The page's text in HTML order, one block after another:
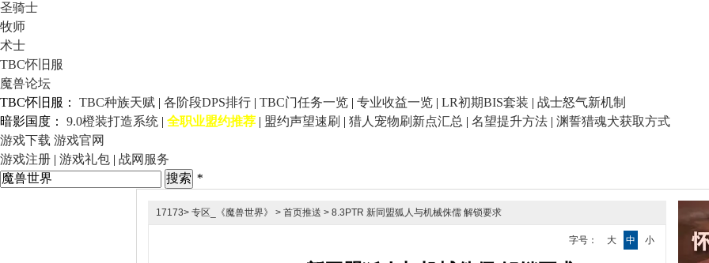
圣骑士
牧师
术士
TBC怀旧服
魔兽论坛
TBC怀旧服：
TBC种族天赋 | 各阶段DPS排行 | TBC门任务一览 | 专业收益一览 | LR初期BIS套装 | 战士怒气新机制
暗影国度：
9.0橙装打造系统 | 全职业盟约推荐 | 盟约声望速刷 | 猎人宠物刷新点汇总 | 名望提升方法 | 渊誓猎魂犬获取方式
游戏下载 游戏官网
游戏注册 | 游戏礼包 | 战网服务
*
17173> 专区_《魔兽世界》 > 首页推送 > 8.3PTR 新同盟狐人与机械侏儒 解锁要求
字号： 大 中 小